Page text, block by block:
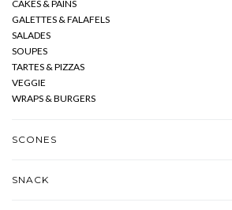
CAKES & PAINS
GALETTES & FALAFELS
SALADES
SOUPES
TARTES & PIZZAS
VEGGIE
WRAPS & BURGERS
SCONES
SNACK